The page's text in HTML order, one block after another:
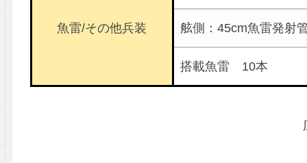
魚雷/その他兵装 舷側：45cm魚雷発射
搭載魚雷 10本